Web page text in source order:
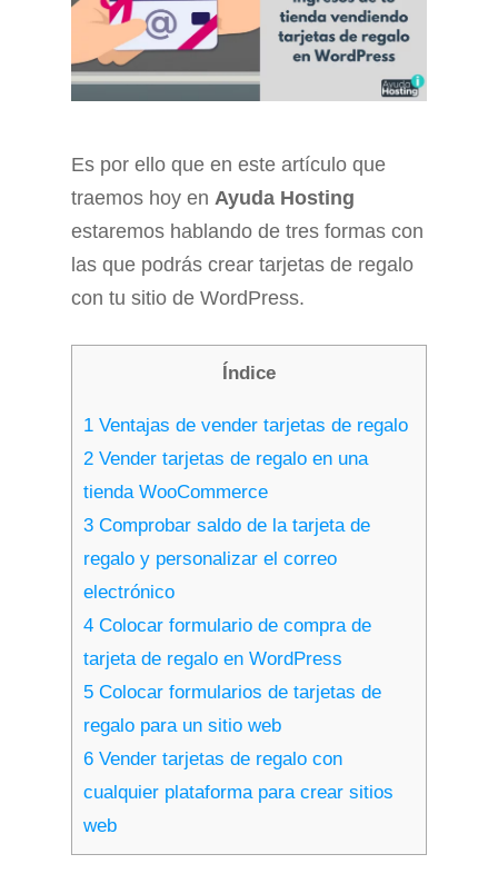
Es por ello que en este artículo que
traemos hoy en Ayuda Hosting
estaremos hablando de tres formas con
las que podrás crear tarjetas de regalo
con tu sitio de WordPress.
Índice
1 Ventajas de vender tarjetas de regalo
2 Vender tarjetas de regalo en una
tienda WooCommerce
3 Comprobar saldo de la tarjeta de
regalo y personalizar el correo
electrónico
4 Colocar formulario de compra de
tarjeta de regalo en WordPress
5 Colocar formularios de tarjetas de
regalo para un sitio web
6 Vender tarjetas de regalo con
cualquier plataforma para crear sitios
web